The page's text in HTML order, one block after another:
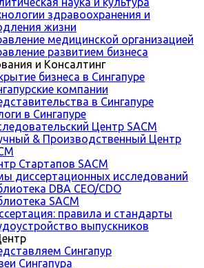
здравоохранения и
жизни
медицинской организацией
развитием бизнеса
и Консалтинг
бизнеса в Сингапуре
компании
в Сингапуре
в Сингапуре
Центр SACM
& Производственный Центр
Стартапов SACM
диссертационных исследований
DBA CEO/CDO
SACM
правила и стандарты
выпускников
Сингапур
Сингапура